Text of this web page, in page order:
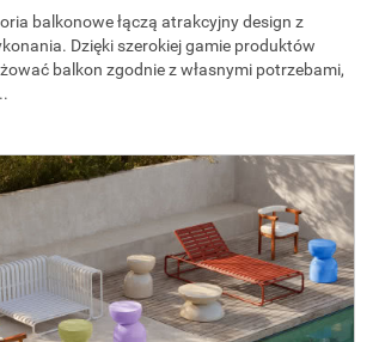
balkonowe łączą atrakcyjny design z
Dzięki szerokiej gamie produktów
balkon zgodnie z własnymi potrzebami,